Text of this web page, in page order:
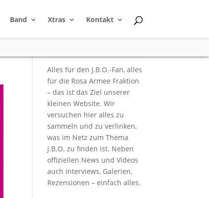
Band Xtras Kontakt
Alles für den J.B.O.-Fan, alles
für die Rosa Armee Fraktion
– das ist das Ziel unserer
kleinen Website. Wir
versuchen hier alles zu
sammeln und zu verlinken,
was im Netz zum Thema
J.B.O. zu finden ist. Neben
offiziellen News und Videos
auch Interviews, Galerien,
Rezensionen – einfach alles.